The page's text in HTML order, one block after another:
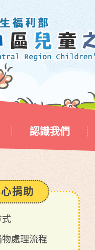
認識我們
捐助
式
處理流程